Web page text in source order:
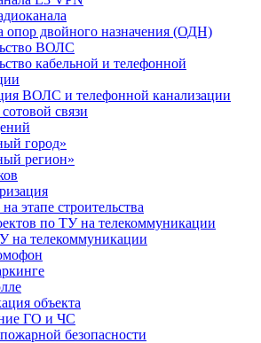
опор двойного назначения (ОДН)
ВОЛС
кабельной и телефонной
ВОЛС и телефонной канализации
связи
город»
регион»
этапе строительства
по ТУ на телекоммуникации
на телекоммуникации
объекта
ГО и ЧС
безопасности